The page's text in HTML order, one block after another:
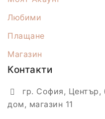
Любими
Плащане
Магазин
Контакти
гр. София, Център,
дом, магазин 11